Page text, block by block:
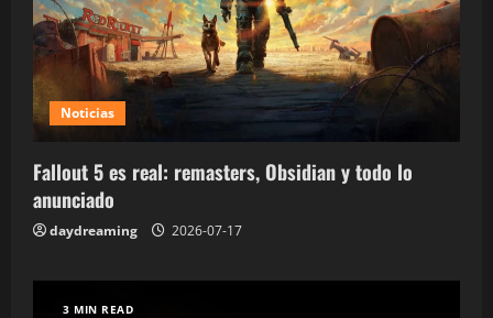
Noticias
Fallout 5 es real: remasters, Obsidian y todo lo
anunciado
daydreaming 2026-07-17
3 MIN READ